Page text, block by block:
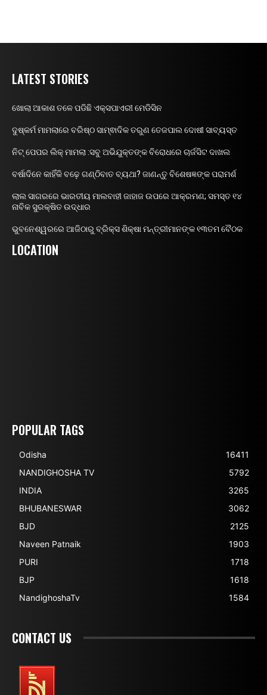
LATEST STORIES
ଖୋଲା ଆକାଶ ତଳେ ପଡିଛି ଏକ୍ସପାଏରୀ ମେଡିସିନ
ଦୁଷ୍କର୍ମ ମାମଲାରେ ବରିଷ୍ଠ ସାମ୍ଵାଦିକ ତରୁଣ ତେଜପାଲ ଦୋଷୀ ସାବ୍ୟସ୍ତ
ନିଟ୍ ପେପର ଲିକ୍ ମାମଲା :ସବୁ ଅଭିଯୁକ୍ତଙ୍କ ବିରୋଧରେ ଚାର୍ଜସିଟ ଦାଖଲ
ବର୍ଷାଦିନେ କାହିଁକି ବଢ଼େ ଗଣ୍ଠିବାତ ବ୍ୟଥା? ଜାଣନ୍ତୁ ବିଶେଷଜ୍ଞଙ୍କ ପରାମର୍ଶ
ଲାଲ ସାଗରରେ ଭାରତୀୟ ମାଲବାହୀ ଜାହାଜ ଉପରେ ଆକ୍ରମଣ; ସମସ୍ତ ୧୪
ନାବିକ ସୁରକ୍ଷିତ ଉଦ୍ଧାର
ଭୁବନେଶ୍ୱରରେ ଆଜିଠାରୁ ବ୍ରିକ୍ସ ଶିକ୍ଷା ମନ୍ତ୍ରୀମାନଙ୍କ ୧୩ତମ ବୈଠକ
LOCATION
POPULAR TAGS
Odisha
16411
NANDIGHOSHA TV
5792
INDIA
3265
BHUBANESWAR
3062
BJD
2125
Naveen Patnaik
1903
PURI
1718
BJP
1618
NandighoshaTv
1584
CONTACT US